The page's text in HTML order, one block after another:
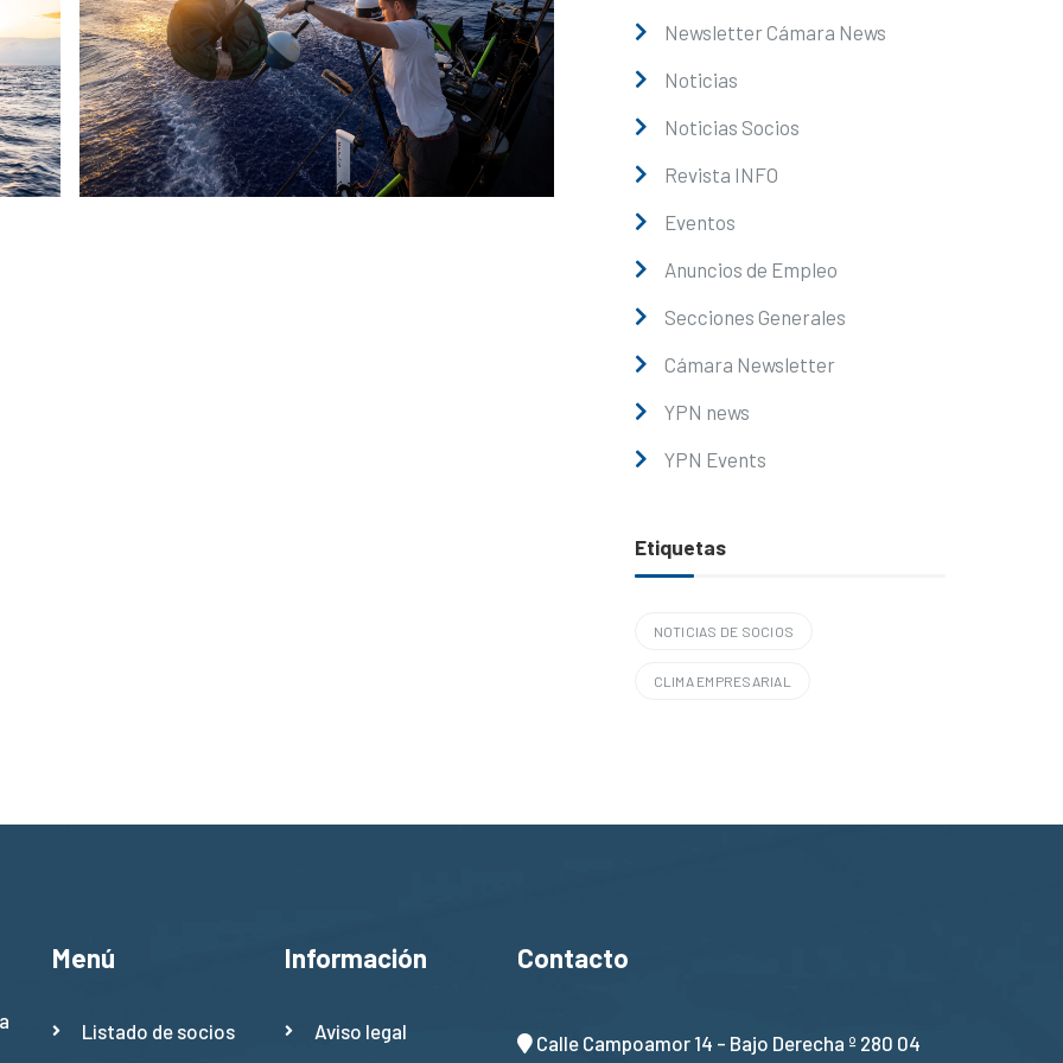
Newsletter Cámara News
Noticias
Noticias Socios
Revista INFO
Eventos
Anuncios de Empleo
Secciones Generales
Cámara Newsletter
YPN news
YPN Events
Etiquetas
NOTICIAS DE SOCIOS
CLIMA EMPRESARIAL
Menú
Listado de socios
Información
Aviso legal
Contacto
Calle Campoamor 14 - Bajo Derecha º 280 04